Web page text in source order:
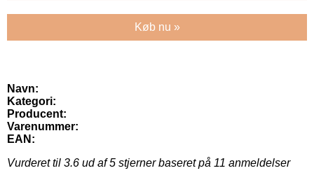
Køb nu »
Navn:
Kategori:
Producent:
Varenummer:
EAN:
Vurderet til 3.6 ud af 5 stjerner baseret på 11 anmeldelser